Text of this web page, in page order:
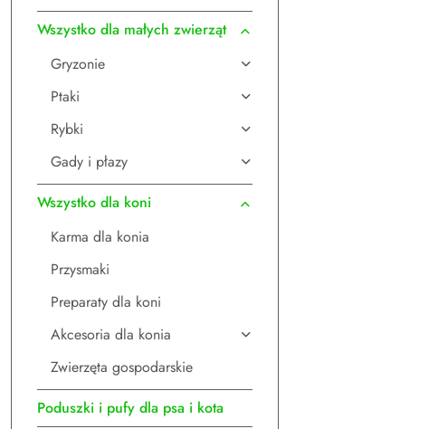
Wszystko dla małych zwierząt
Gryzonie
Ptaki
Rybki
Gady i płazy
Wszystko dla koni
Karma dla konia
Przysmaki
Preparaty dla koni
Akcesoria dla konia
Zwierzęta gospodarskie
Poduszki i pufy dla psa i kota